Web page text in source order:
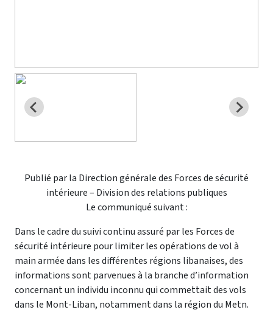
Publié par la Direction générale des Forces de sécurité
intérieure – Division des relations publiques
Le communiqué suivant :
Dans le cadre du suivi continu assuré par les Forces de
sécurité intérieure pour limiter les opérations de vol à
main armée dans les différentes régions libanaises, des
informations sont parvenues à la branche d’information
concernant un individu inconnu qui commettait des vols
dans le Mont-Liban, notamment dans la région du Metn.